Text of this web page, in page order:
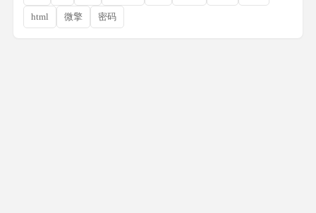
html 微擎 密码